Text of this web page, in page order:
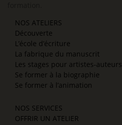
NOS ATELIERS
Découverte
L’école d’écriture
La fabrique du manuscrit
Les stages pour artistes-auteurs
Se former à la biographie
Se former à l’animation
NOS SERVICES
OFFRIR UN ATELIER